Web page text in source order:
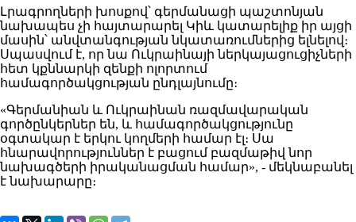
Լրագրողների խոսքով՝ գերմանացի պաշտոնյան
նախապես չի հայտարարել Կիև կատարելիք իր այցի
մասին՝ անվտանգության նկատառումներից ելնելով։
Սպասվում է, որ նա Ուկրաինայի ներկայացուցիչների
հետ կքննարկի զենքի ոլորտում
համագործակցության ընդլայնումը։
«Գերմանիան և Ուկրաինան ռազմավարական
գործընկերներ են, և համագործակցությունը
օգտակար է երկու կողմերի համար էլ։ Սա
հնարավորություններ է բացում բազմաթիվ նոր
նախագծերի իրականացման համար», - մեկնաբանել
է նախարարը։